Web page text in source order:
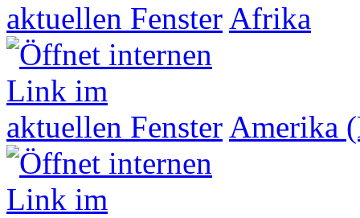
Afrika
Amerika